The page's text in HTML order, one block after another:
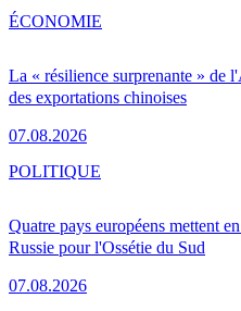
La « résilience surprenante » de
des exportations chinoises
07.08.2026
ÉCONOMIE
Quatre pays européens mettent
Russie pour l'Ossétie du Sud
07.08.2026
POLITIQUE